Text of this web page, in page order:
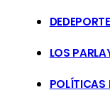
LOS
POLÍTICAS